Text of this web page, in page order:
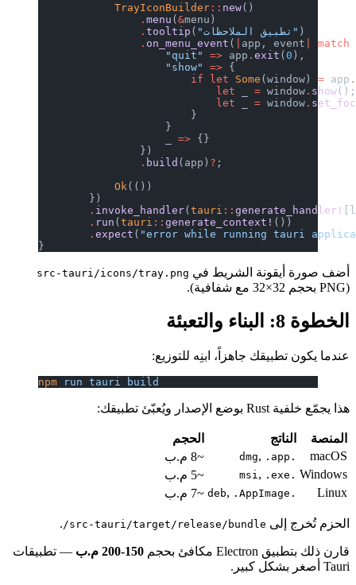
            TrayIconBuilder
::new ()
                .
menu(&menu)
                .
tooltip ( "تطبيق الملاحظات"
                .
on_menu_event |app, event
match
                    "quit"
=> app .exit( 0 ),
                    "show"
=> {
                        if
let Some(window) app
                            let
_ window . show
                            let
_ window .
                        }
                    }
                    _
=> {}
                })
                .
build (app) ?
            Ok
(())
        })
        .
invoke_handler(tauri ::generate_handler!
        .
run(tauri ::generate_context! ())
        .
expect ("error while running tauri
أضف صورة أيقونة الشريط في src-tauri/icons/tray.png
الخطوة 8: البناء والتعبئة
عندما يكون تطبيقك جاهزاً، ابنِه للتوزيع:
npm run tauri build
هذا يجمّع خلفية Rust بوضع الإصدار ويُعبّئ تطبيقك:
المنصة الناتج
الحجم
macOS
, .app
~8 م.ب
Windows
.msi
, .exe
~5 م.ب
Linux
, .AppImage ~7 م.ب
الحزم تُخرج إلى src-tauri/target/release/bundle/
.
قارن ذلك بتطبيق Electron مكافئ بحجم 150-200 م.ب
— تطبيقات
Tauri أصغر بشكل كبير.